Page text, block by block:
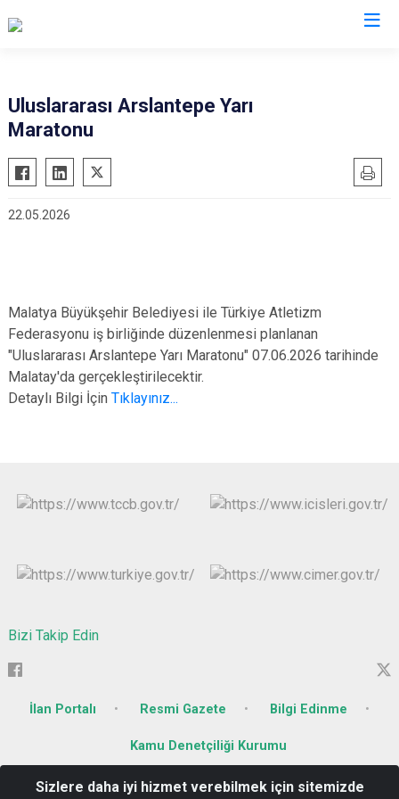
Uluslararası Arslantepe Yarı
Maratonu
22.05.2026
Malatya Büyükşehir Belediyesi ile Türkiye Atletizm
Federasyonu iş birliğinde düzenlenmesi planlanan
"Uluslararası Arslantepe Yarı Maratonu" 07.06.2026 tarihinde
Malatay'da gerçekleştirilecektir.
Detaylı Bilgi İçin Tıklayınız...
Bizi Takip Edin
İlan Portalı Resmi Gazete Bilgi Edinme
Kamu Denetçiliği Kurumu
Söğütlü Mahallesi Kurtuluş Caddesi No : 26
Sizlere daha iyi hizmet verebilmek için sitemizde